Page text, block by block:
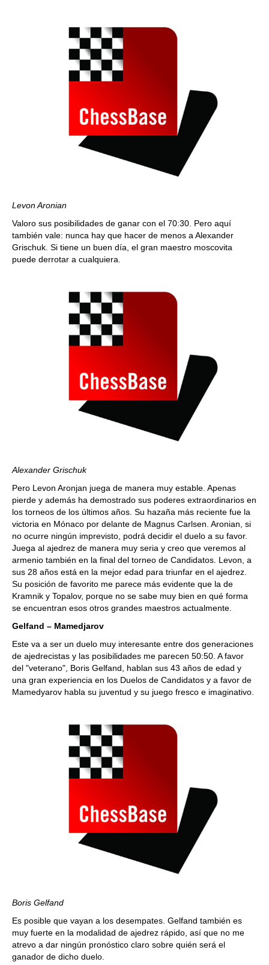
Levon Aronian
Valoro sus posibilidades de ganar con el 70:30. Pero aquí
también vale: nunca hay que hacer de menos a Alexander
Grischuk. Si tiene un buen día, el gran maestro moscovita
puede derrotar a cualquiera.
Alexander Grischuk
Pero Levon Aronjan juega de manera muy estable. Apenas
pierde y además ha demostrado sus poderes extraordinarios en
los torneos de los últimos años. Su hazaña más reciente fue la
victoria en Mónaco por delante de Magnus Carlsen. Aronian, si
no ocurre ningún imprevisto, podrá decidir el duelo a su favor.
Juega al ajedrez de manera muy seria y creo que veremos al
armenio también en la final del torneo de Candidatos. Levon, a
sus 28 años está en la mejor edad para triunfar en el ajedrez.
Su posición de favorito me parece más evidente que la de
Kramnik y Topalov, porque no se sabe muy bien en qué forma
se encuentran esos otros grandes maestros actualmente.
Gelfand – Mamedjarov
Este va a ser un duelo muy interesante entre dos generaciones
de ajedrecistas y las posibilidades me parecen 50:50. A favor
del "veterano", Boris Gelfand, hablan sus 43 años de edad y
una gran experiencia en los Duelos de Candidatos y a favor de
Mamedyarov habla su juventud y su juego fresco e imaginativo.
Boris Gelfand
Es posible que vayan a los desempates. Gelfand también es
muy fuerte en la modalidad de ajedrez rápido, así que no me
atrevo a dar ningún pronóstico claro sobre quién será el
ganador de dicho duelo.